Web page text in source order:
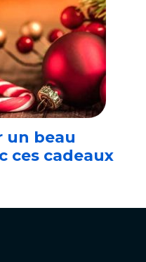
un beau
ces cadeaux